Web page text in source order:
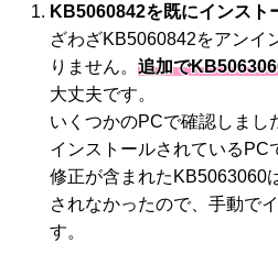
KB5060842を既にインスト
ざわざKB5060842をアンイ
りません。追加で
大丈夫です。
いくつかのPCで確認しまし
インストールされているPC
修正が含まれたKB5063060
されなかったので、手動で
す。